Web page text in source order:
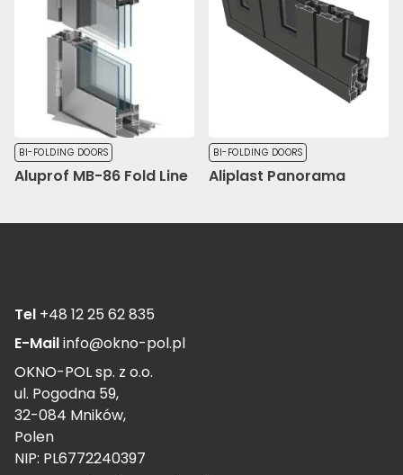
BI-FOLDING DOORS
Aluprof MB-86 Fold Line
BI-FOLDING DOORS
Aliplast Panorama
Tel +48 12 25 62 835
E-Mailinfo@okno-pol.pl
OKNO-POL sp. z o.o.
ul. Pogodna 59,
32-084 Mników,
Polen
NIP: PL6772240397